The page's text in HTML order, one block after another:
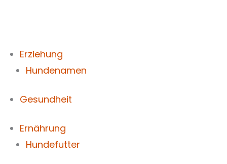
Erziehung
Hundenamen
Gesundheit
Ernährung
Hundefutter